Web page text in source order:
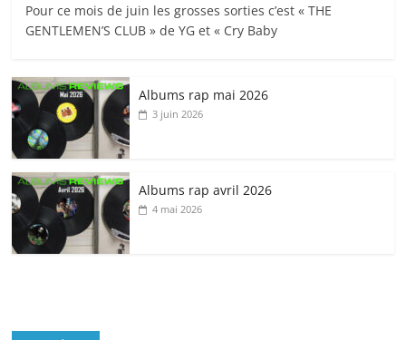
Pour ce mois de juin les grosses sorties c’est « THE
GENTLEMEN’S CLUB » de YG et « Cry Baby
Albums rap mai 2026
3 juin 2026
Albums rap avril 2026
4 mai 2026